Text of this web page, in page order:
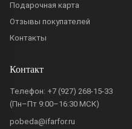
Подарочная карта
Отзывы покупателей
Контакты
Контакт
Телефон: +7 (927) 268-15-33
(Пн–Пт 9:00–16:30 МСК)
pobeda@ifarfor.ru